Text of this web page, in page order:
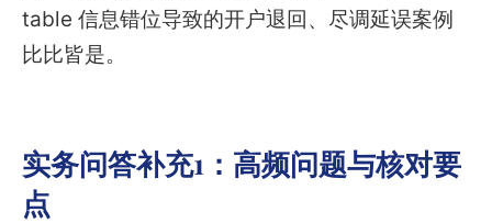
table 信息错位导致的开户退回、尽调延误案例
比比皆是。
实务问答补充1：高频问题与核对要
点